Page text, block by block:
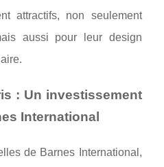
attractifs, non seulement
aussi pour leur design
: Un investissement
International
de Barnes International,